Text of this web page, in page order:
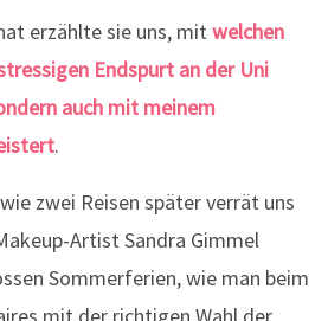
erzählte sie uns, mitwelchen
Endspurt an der Uni
auch mit meinem
.
zwei Reisen später verrät uns
Artist Sandra Gimmel
Sommerferien, wie man beim